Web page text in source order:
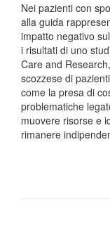
Nei pazienti con
alla guida
impatto negativo
i risultati di uno
Care and
scozzese di
come la presa di
problematiche
muovere risorse e
rimanere